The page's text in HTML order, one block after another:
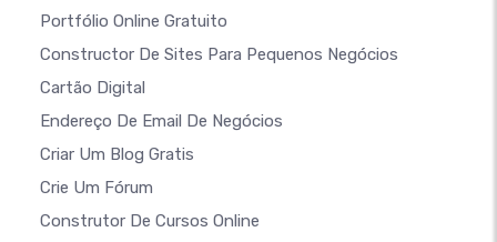
Portfólio Online Gratuito
Constructor De Sites Para Pequenos Negócios
Cartão Digital
Endereço De Email De Negócios
Criar Um Blog Gratis
Crie Um Fórum
Construtor De Cursos Online